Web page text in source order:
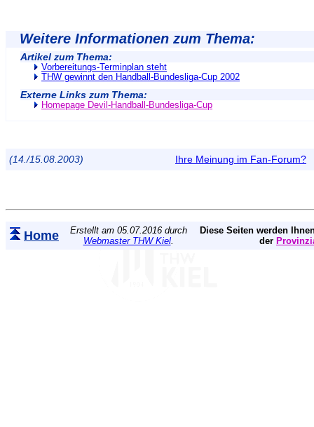
Weitere Informationen zum Thema:
Artikel zum Thema:
Vorbereitungs-Terminplan steht
THW gewinnt den Handball-Bundesliga-Cup 2002
Externe Links zum Thema:
Homepage Devil-Handball-Bundesliga-Cup
(14./15.08.2003) Ihre Meinung im Fan-Forum?
Home
Erstellt am 05.07.2016 durch
Webmaster THW Kiel.
Diese Seiten werden
der